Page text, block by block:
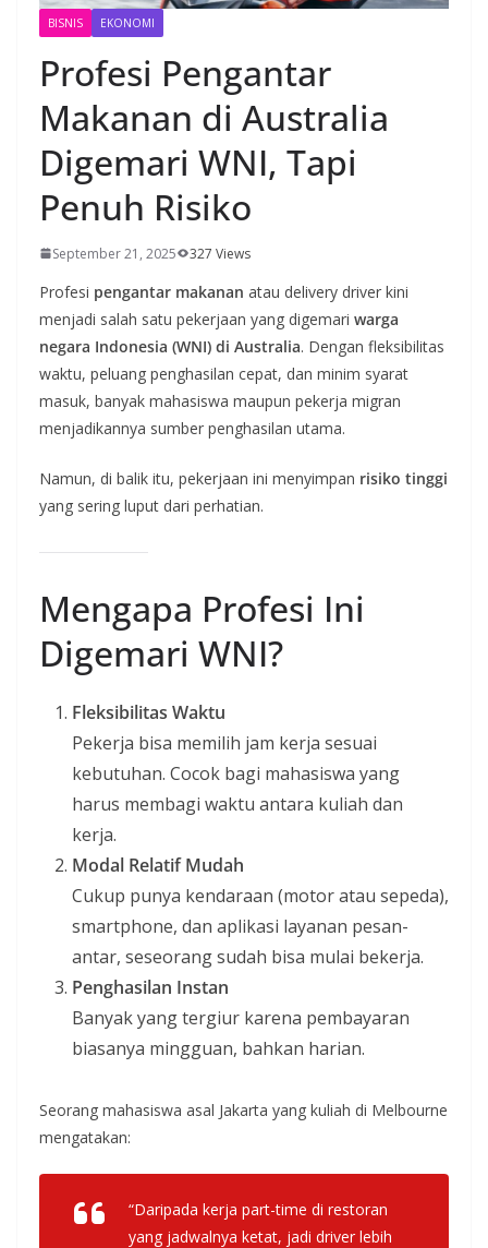
BISNIS EKONOMI
Profesi Pengantar
Makanan di Australia
Digemari WNI, Tapi
Penuh Risiko
September 21, 2025 327 Views
Profesi pengantar makanan atau delivery driver kini
menjadi salah satu pekerjaan yang digemari warga
negara Indonesia (WNI) di Australia. Dengan fleksibilitas
waktu, peluang penghasilan cepat, dan minim syarat
masuk, banyak mahasiswa maupun pekerja migran
menjadikannya sumber penghasilan utama.
Namun, di balik itu, pekerjaan ini menyimpan risiko tinggi
yang sering luput dari perhatian.
Mengapa Profesi Ini
Digemari WNI?
Fleksibilitas Waktu
Pekerja bisa memilih jam kerja sesuai
kebutuhan. Cocok bagi mahasiswa yang
harus membagi waktu antara kuliah dan
kerja.
Modal Relatif Mudah
Cukup punya kendaraan (motor atau sepeda),
smartphone, dan aplikasi layanan pesan-
antar, seseorang sudah bisa mulai bekerja.
Penghasilan Instan
Banyak yang tergiur karena pembayaran
biasanya mingguan, bahkan harian.
Seorang mahasiswa asal Jakarta yang kuliah di Melbourne
mengatakan:
“Daripada kerja part-time di restoran
yang jadwalnya ketat, jadi driver lebih